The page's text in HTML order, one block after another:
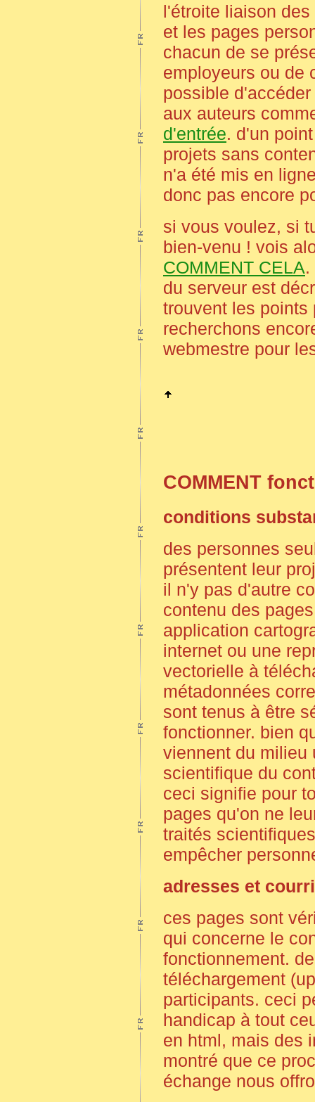
l'étroite liaison
et les pages
chacun de se
employeurs ou de
possible
aux auteurs
d'entrée. d'un
projets sans
n'a été mis en
donc pas encore
si vous voulez, si
bien-venu ! vois
COMMENT CELA.
du serveur est
trouvent les points
recherchons
webmestre pour
COMMENT
conditions
des personnes
présentent leur
il n'y pas d'autre
contenu des
application
internet ou une
vectorielle à
métadonnées
sont tenus à être
fonctionner. bien
viennent du milieu
scientifique du
ceci signifie pour
pages qu'on ne
traités
empêcher
adresses et
ces pages sont
qui concerne le
fonctionnement.
téléchargement
participants. ceci
handicap à tout
en html, mais des
montré que ce
échange nous